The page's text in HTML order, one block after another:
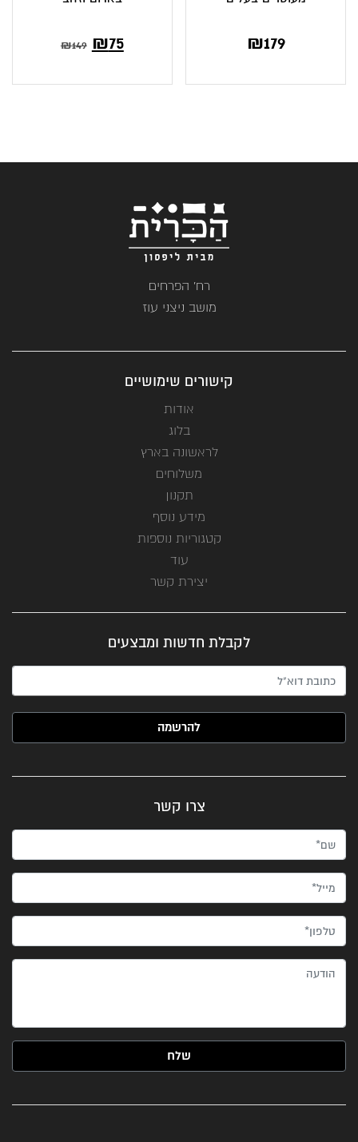
₪179
₪149 ₪75
רח' הפרחים
מושב ניצני עוז
קישורים שימושיים
אודות
בלוג
לראשונה בארץ
משלוחים
תקנון
מידע נוסף
קטגוריות נוספות
עוד
יצירת קשר
לקבלת חדשות ומבצעים
האימייל שלך (חובה)
צרו קשר